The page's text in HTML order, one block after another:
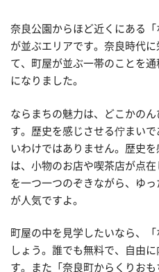
奈良公園からほど近くにある
が並ぶエリアです。奈良時代
て、町屋が並ぶ一帯のことを
になりました。
ならまちの魅力は、どこかの
す。歴史を感じさせる佇まい
いわけではありません。歴史
は、小物のお店や喫茶店が点
を一つ一つのぞきながら、ゆ
が人気ですよ。
町屋の中を見学したいなら、
しょう。誰でも無料で、自由
す。また「奈良町からくりお